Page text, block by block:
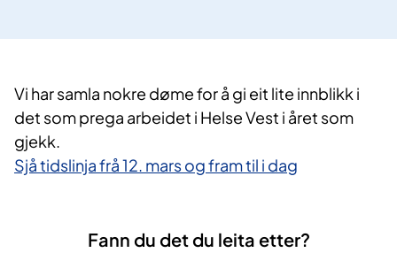
​Vi har samla nokre døme for å gi eit lite innblikk i
det som prega arbeidet i Helse Vest i året som
gjekk.
Sjå tidslinja frå 12. mars og fram til i dag
Fann du det du leita etter?